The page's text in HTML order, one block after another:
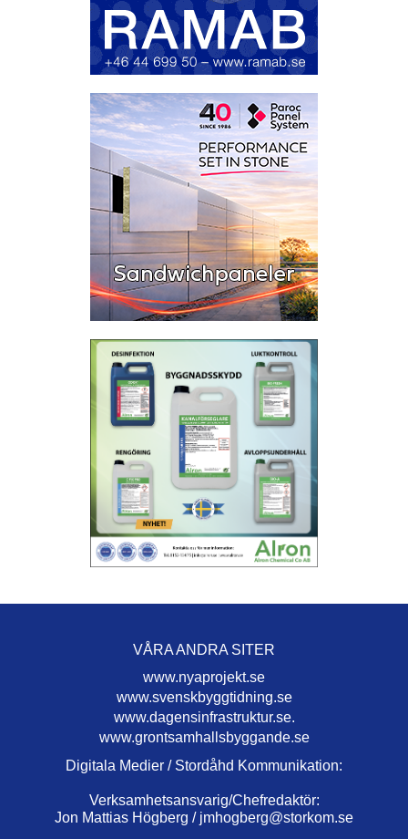
VÅRA ANDRA SITER
www.nyaprojekt.se
www.svenskbyggtidning.se
www.dagensinfrastruktur.se.
www.grontsamhallsbyggande.se
Digitala Medier / Stordåhd Kommunikation:
Verksamhetsansvarig/Chefredaktör:
Jon Mattias Högberg / jmhogberg@storkom.se